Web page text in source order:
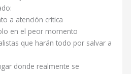
a atención crítica
en el peor momento
que harán todo por salvar a
donde realmente se